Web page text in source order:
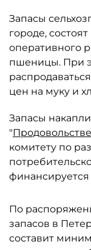
Запасы
городе,
оперативного
пшеницы. При
цен на муку и
Запасы
"
комитету по
финансируется
По
запасов в
составит